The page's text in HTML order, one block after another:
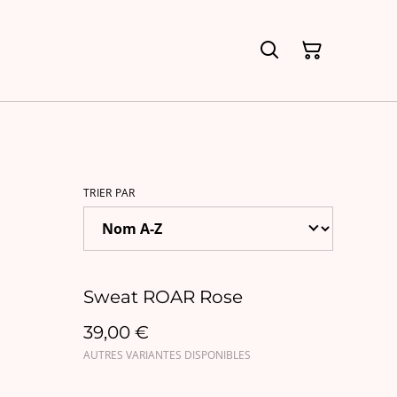
TRIER PAR
Sweat ROAR Rose
39,00 €
AUTRES VARIANTES DISPONIBLES